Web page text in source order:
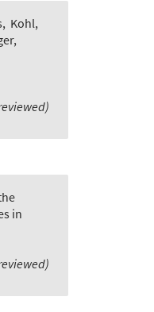
, Kohl,
in